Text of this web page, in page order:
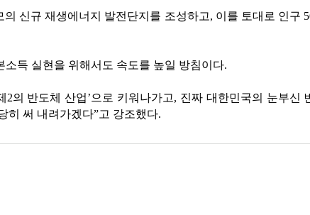
신규 재생에너지 발전단지를 조성하고, 이를 토대로 인
득 실현을 위해서도 속도를 높일 방침이다.
의 반도체 산업’으로 키워나가고, 진짜 대한민국의 눈부
히 써 내려가겠다”고 강조했다.